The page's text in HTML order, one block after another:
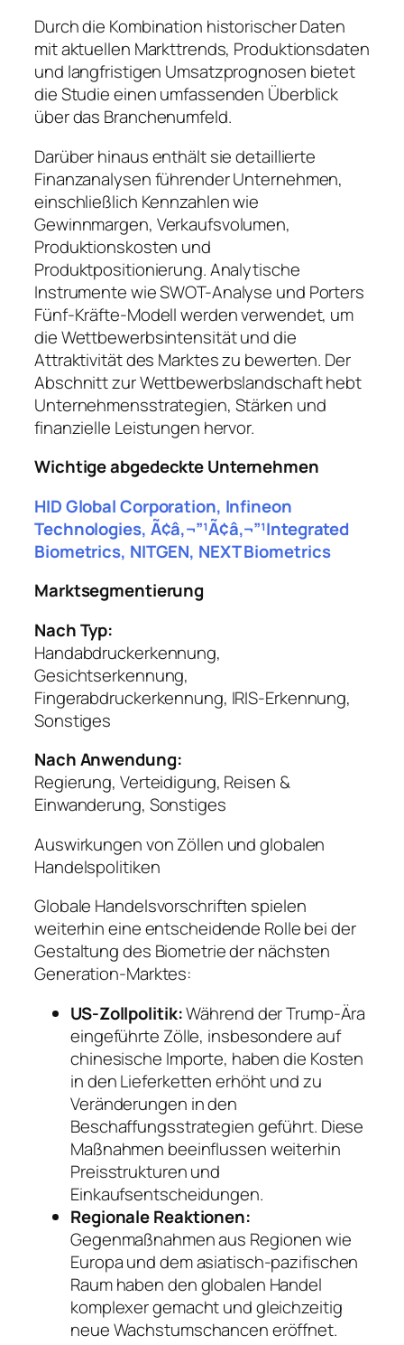
Durch die Kombination historischer Daten
mit aktuellen Markttrends, Produktionsdaten
und langfristigen Umsatzprognosen bietet
die Studie einen umfassenden Überblick
über das Branchenumfeld.
Darüber hinaus enthält sie detaillierte
Finanzanalysen führender Unternehmen,
einschließlich Kennzahlen wie
Gewinnmargen, Verkaufsvolumen,
Produktionskosten und
Produktpositionierung. Analytische
Instrumente wie SWOT-Analyse und Porters
Fünf-Kräfte-Modell werden verwendet, um
die Wettbewerbsintensität und die
Attraktivität des Marktes zu bewerten. Der
Abschnitt zur Wettbewerbslandschaft hebt
Unternehmensstrategien, Stärken und
finanzielle Leistungen hervor.
Wichtige abgedeckte Unternehmen
HID Global Corporation, Infineon
Technologies, Ã¢â‚¬”¹Ã¢â‚¬”¹Integrated
Biometrics, NITGEN, NEXT Biometrics
Marktsegmentierung
Nach Typ:
Handabdruckerkennung,
Gesichtserkennung,
Fingerabdruckerkennung, IRIS-Erkennung,
Sonstiges
Nach Anwendung:
Regierung, Verteidigung, Reisen &
Einwanderung, Sonstiges
Auswirkungen von Zöllen und globalen
Handelspolitiken
Globale Handelsvorschriften spielen
weiterhin eine entscheidende Rolle bei der
Gestaltung des Biometrie der nächsten
Generation-Marktes:
US-Zollpolitik:Während der Trump-Ära
eingeführte Zölle, insbesondere auf
chinesische Importe, haben die Kosten
in den Lieferketten erhöht und zu
Veränderungen in den
Beschaffungsstrategien geführt. Diese
Maßnahmen beeinflussen weiterhin
Preisstrukturen und
Einkaufsentscheidungen.
Regionale Reaktionen:
Gegenmaßnahmen aus Regionen wie
Europa und dem asiatisch-pazifischen
Raum haben den globalen Handel
komplexer gemacht und gleichzeitig
neue Wachstumschancen eröffnet.